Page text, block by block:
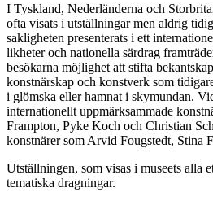
I Tyskland, Nederländerna och
ofta visats i utställningar men aldrig
sakligheten presenterats i ett
likheter och nationella särdrag
besökarna möjlighet att stifta
konstnärskap och konstverk som
i glömska eller hamnat i skymundan.
internationellt uppmärksammade
Frampton, Pyke Koch och Christian
konstnärer som Arvid Fougstedt, Stina
Utställningen, som visas i museets alla
tematiska dragningar.